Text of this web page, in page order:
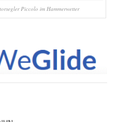
Piccolo im Hammerwetter